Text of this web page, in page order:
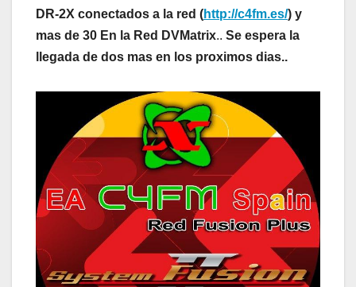
DR-2X conectados a la red (http://c4fm.es/) y
mas de 30 En la Red DVMatrix.. Se espera la
llegada de dos mas en los proximos dias..